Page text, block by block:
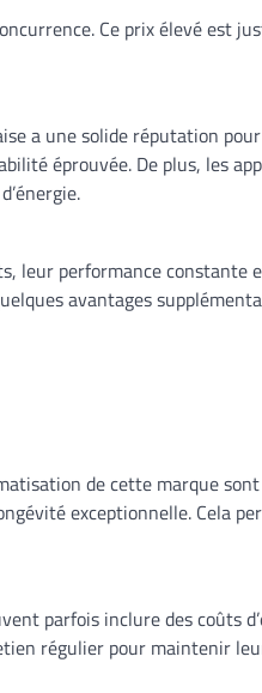
Ce prix élevé est
a une solide réputation
éprouvée. De plus, les
leur performance
avantages
de cette marque
exceptionnelle. Cela
parfois inclure des coûts
régulier pour maintenir